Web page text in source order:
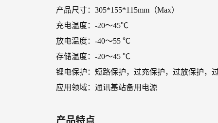
产品尺寸：305*155*115mm（Max）
充电温度：-20～45℃
放电温度：-40～55 ℃
存储温度：-20～45 ℃
锂电保护：短路保护，过充保护，过放保护，
应用领域：通讯基站备用电源
产品特点